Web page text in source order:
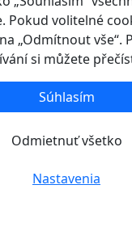
Pokud volitelné
„Odmítnout vše“.
si můžete
Súhlasím
Odmietnuť všetko
Nastavenia